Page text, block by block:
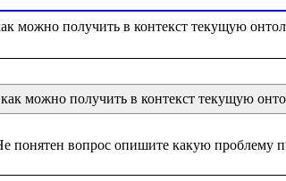
как можно получить в контекст текущую